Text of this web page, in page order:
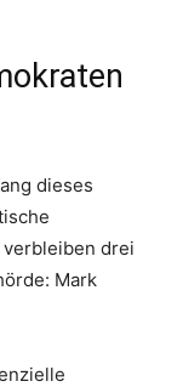
dieses
verbleiben drei
Mark